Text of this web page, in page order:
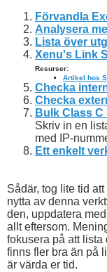
Förvandla
Analysera
Lista över
Xenu's Link
Resurser:
Artikel hos
Checka
Checka
Bulk Class C
Skriv in en
med IP-
Ett enkelt
Sådär, tog lite tid
nytta av denna
den, uppdatera
allt eftersom.
fokusera på att lista
finns fler bra än på
är värda er tid.